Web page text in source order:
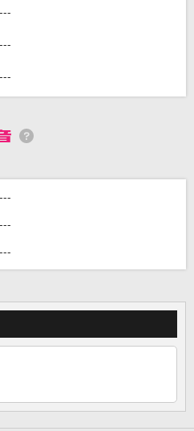
情報をチェック！